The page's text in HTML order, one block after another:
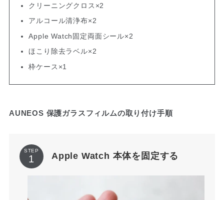
クリーニングクロス×2
アルコール清浄布×2
Apple Watch固定両面シール×2
ほこり除去ラベル×2
枠ケース×1
AUNEOS 保護ガラスフィルムの取り付け手順
STEP
Apple Watch 本体を固定する